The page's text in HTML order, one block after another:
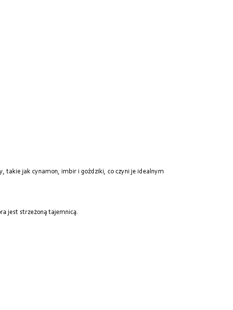
takie jak cynamon, imbir i goździki, co czyni je idealnym
jest strzeżoną tajemnicą.